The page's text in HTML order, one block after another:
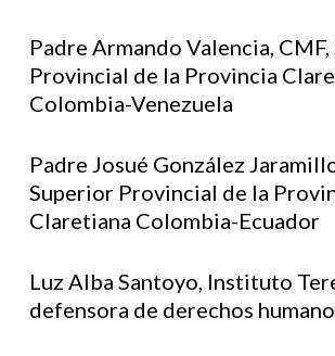
Padre Armando Valencia,
Provincial de la Provincia
Colombia-Venezuela
Padre Josué González
Superior Provincial de la
Claretiana Colombia-Ecuador
Luz Alba Santoyo, Instituto
defensora de derechos